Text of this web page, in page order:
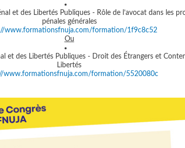
et des Libertés Publiques - Rôle de l’avocat dans les
pénales générales
www.formationsfnuja.com/formation/1f9c8c52
Ou
et des Libertés Publiques - Droit des Étrangers et
Libertés
www.formationsfnuja.com/formation/5520080c